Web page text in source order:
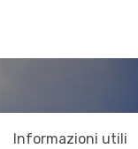
Informazioni utili